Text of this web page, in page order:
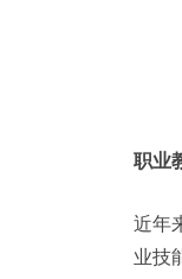
职业
近年
业技